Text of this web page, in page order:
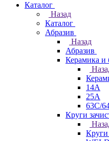
Каталог
Назад
Каталог
Абразив
Назад
Абразив
Керамика и
14А
25А
63С/
Круги
Круги